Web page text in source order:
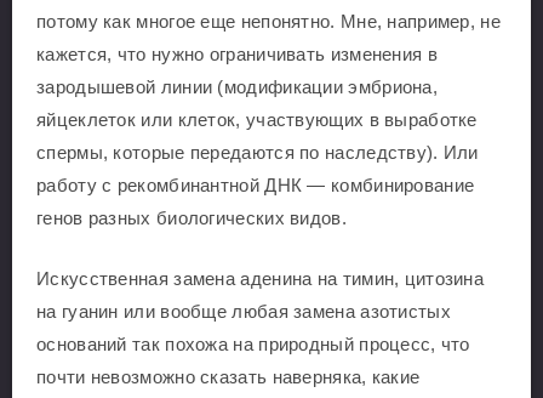
потому как многое еще непонятно. Мне, например, не
кажется, что нужно ограничивать изменения в
зародышевой линии (модификации эмбриона,
яйцеклеток или клеток, участвующих в выработке
спермы, которые передаются по наследству). Или
работу с рекомбинантной ДНК — комбинирование
генов разных биологических видов.
Искусственная замена аденина на тимин, цитозина
на гуанин или вообще любая замена азотистых
оснований так похожа на природный процесс, что
почти невозможно сказать наверняка, какие